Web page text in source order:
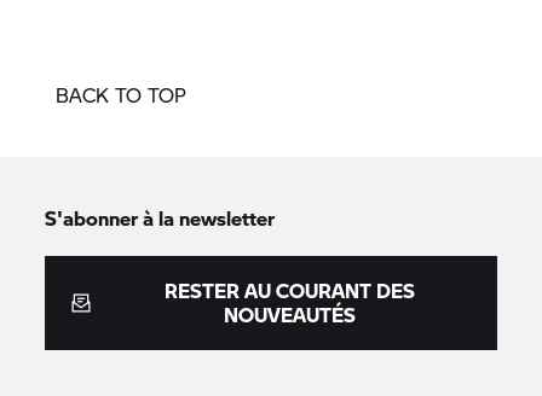
BACK TO TOP
S'abonner à la newsletter
RESTER AU COURANT DES
NOUVEAUTÉS